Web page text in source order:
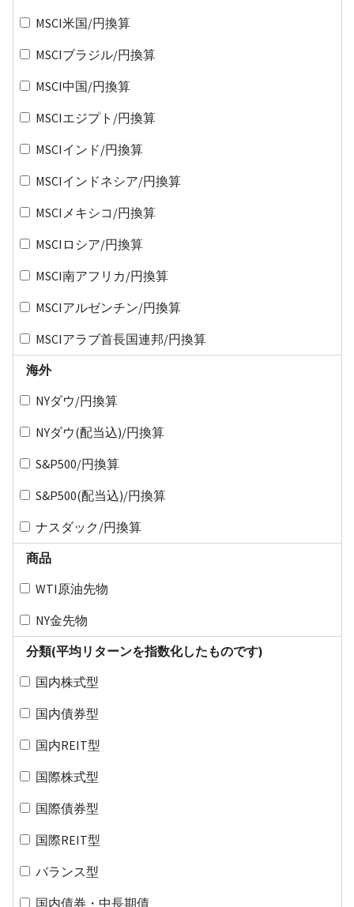
MSCI米国/円換算
MSCIブラジル/円換算
MSCI中国/円換算
MSCIエジプト/円換算
MSCIインド/円換算
MSCIインドネシア/円換算
MSCIメキシコ/円換算
MSCIロシア/円換算
MSCI南アフリカ/円換算
MSCIアルゼンチン/円換算
MSCIアラブ首長国連邦/円換算
海外
NYダウ/円換算
NYダウ(配当込)/円換算
S&P500/円換算
S&P500(配当込)/円換算
ナスダック/円換算
商品
WTI原油先物
NY金先物
分類(平均リターンを指数化したものです)
国内株式型
国内債券型
国内REIT型
国際株式型
国際債券型
国際REIT型
バランス型
国内債券・中長期債